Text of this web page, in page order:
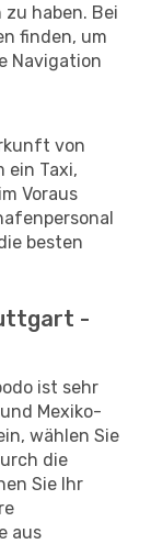
haben. Bei
finden, um
Navigation
von
ein Taxi,
Voraus
besten
-
ist sehr
Mexiko-
wählen Sie
die
Sie Ihr
aus